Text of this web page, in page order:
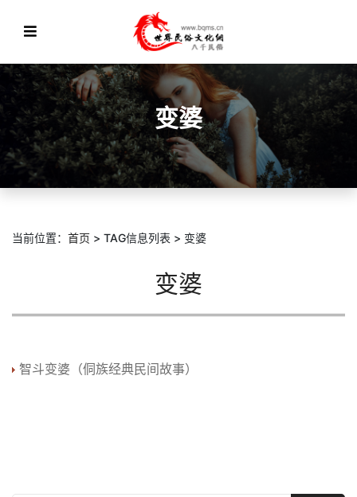
变婆
当前位置： 首页 > TAG信息列表 > 变婆
变婆
智斗变婆（侗族经典民间故事）